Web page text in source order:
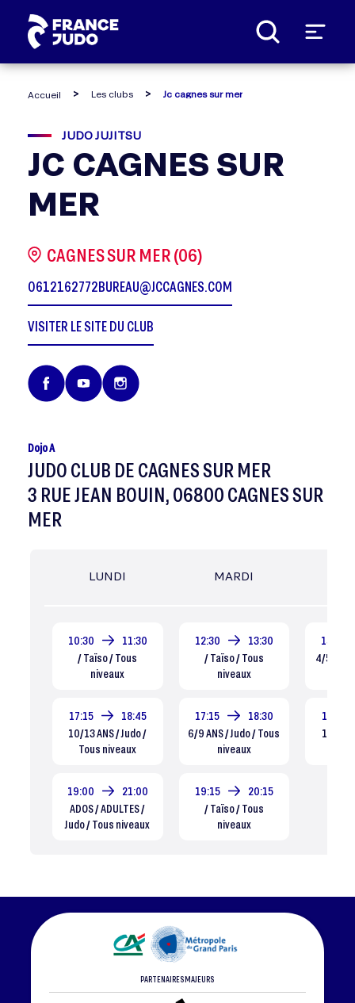
Accueil Les clubs Jc cagnes sur mer
JUDO JUJITSU
JC CAGNES SUR
MER
CAGNES SUR MER (06)
0612162772BUREAU@JCCAGNES.COM
VISITER LE SITE DU CLUB
Dojo A
JUDO CLUB DE CAGNES SUR MER
3 RUE JEAN BOUIN, 06800 CAGNES SUR
MER
LUNDI
10:30
11:30
/ Taïso / Tous
niveaux
17:15
18:45
10/13 ANS / Judo /
Tous niveaux
19:00
21:00
ADOS / ADULTES /
Judo / Tous niveaux
MARDI
12:30
13:30
/ Taïso / Tous
niveaux
17:15
18:30
6/9 ANS / Judo / Tous
niveaux
19:15
20:15
/ Taïso / Tous
niveaux
15:30
4/5 ANS
17:15
10/13
PARTENAIRES MAJEURS